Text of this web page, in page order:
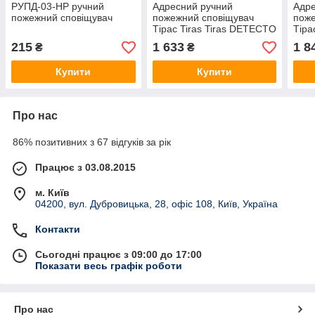
РУПД-03-НР ручний
пожежний сповіщувач
215 ₴
Купити
Адресний ручний
пожежний сповіщувач
Тірас Tiras Tiras DETECTO
MNL100
1 633₴
Купити
1
Про нас
86% позитивних з 67 відгуків за рік
Працює з 03.08.2015
м. Київ
04200, вул. Дубровицька, 28, офіс 108, Київ, Україна
Контакти
Сьогодні працює з 09:00 до 17:00
Показати весь графік роботи
Про нас